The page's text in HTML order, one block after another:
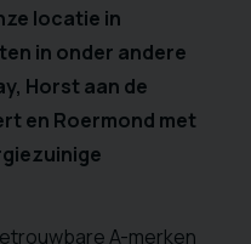
locatie in
in onder andere
Horst aan de
en Roermond met
A-merken